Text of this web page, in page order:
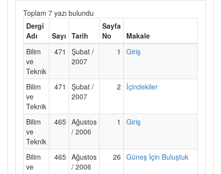
Toplam 7 yazı bulundu
Dergi
Adı
Sayı Tarih
Sayfa
No
Makale
Bilim
ve
Teknik
471
Şubat /
2007
1 Giriş
Bilim
ve
Teknik
471
Şubat /
2007
2 İçindekiler
Bilim
ve
Teknik
465 Ağustos
/ 2006
1 Giriş
Bilim
ve
465 Ağustos
/ 2006
26 Güneş İçin Buluştuk